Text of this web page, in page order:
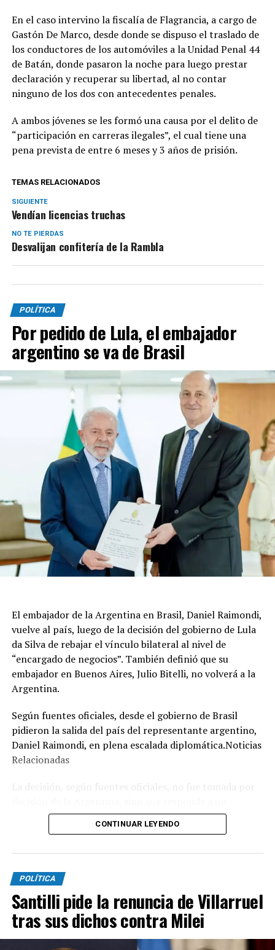
En el caso intervino la fiscalía de Flagrancia, a cargo de
Gastón De Marco, desde donde se dispuso el traslado de
los conductores de los automóviles a la Unidad Penal 44
de Batán, donde pasaron la noche para luego prestar
declaración y recuperar su libertad, al no contar
ninguno de los dos con antecedentes penales.
A ambos jóvenes se les formó una causa por el delito de
“participación en carreras ilegales”, el cual tiene una
pena prevista de entre 6 meses y 3 años de prisión.
TEMAS RELACIONADOS
SIGUIENTE
Vendían licencias truchas
NO TE PIERDAS
Desvalijan confitería de la Rambla
POLÍTICA
Por pedido de Lula, el embajador
argentino se va de Brasil
El embajador de la Argentina en Brasil, Daniel Raimondi,
vuelve al país, luego de la decisión del gobierno de Lula
da Silva de rebajar el vínculo bilateral al nivel de
“encargado de negocios”. También definió que su
embajador en Buenos Aires, Julio Bitelli, no volverá a la
Argentina.
Según fuentes oficiales, desde el gobierno de Brasil
pidieron la salida del país del representante argentino,
Daniel Raimondi, en plena escalada diplomática.Noticias
Relacionadas
expreso pedido que el canciller de Brasil, Mauro Vieira,
le hizo al diplomático argentino cuando le entregaron la
La estrategia política de Brasilia posiblemente se
concentre en fortalecer un sentimiento de nacionalismo
y esquivar lo que puedan llegar a ser las declaraciones de
los mandatarios más influyentes de la región en apoyo a
Flavio Bolsonaro.
CONTINUAR LEYENDO
POLÍTICA
Santilli pide la renuncia de Villarruel
tras sus dichos contra Milei